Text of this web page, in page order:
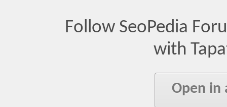
Follow SeoPedia
with
Open in